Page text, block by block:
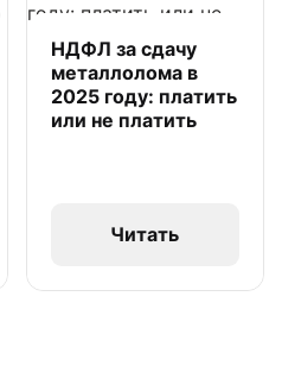
НДФЛ за сдачу
металлолома в
2025 году: платить
или не платить
Читать